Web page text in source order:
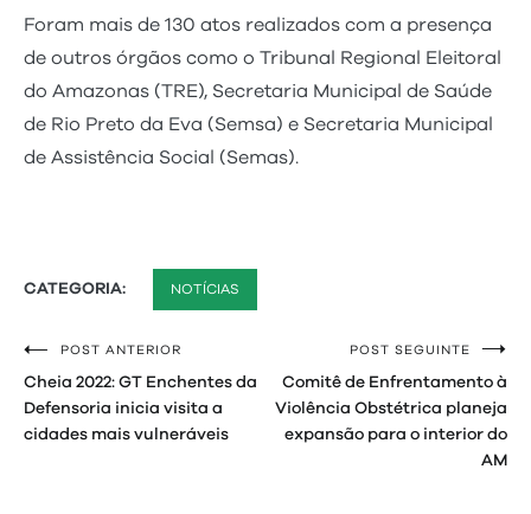
Foram mais de 130 atos realizados com a presença
de outros órgãos como o Tribunal Regional Eleitoral
do Amazonas (TRE), Secretaria Municipal de Saúde
de Rio Preto da Eva (Semsa) e Secretaria Municipal
de Assistência Social (Semas).
CATEGORIA: NOTÍCIAS
Navegação
de
Post
POST ANTERIOR
Cheia 2022: GT Enchentes da
Defensoria inicia visita a
cidades mais vulneráveis
POST SEGUINTE
Comitê de Enfrentamento à
Violência Obstétrica planeja
expansão para o interior do
AM